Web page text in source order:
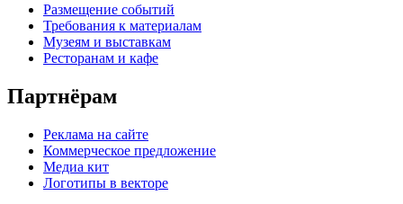
Размещение событий
Требования к материалам
Музеям и выставкам
Ресторанам и кафе
Партнёрам
Реклама на сайте
Коммерческое предложение
Медиа кит
Логотипы в векторе